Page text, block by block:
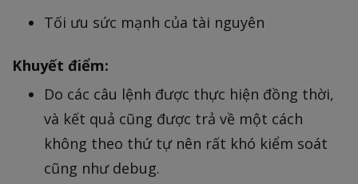
Tối ưu sức mạnh của tài nguyên
Khuyết điểm:
Do các câu lệnh được thực hiện đồng thời,
và kết quả cũng được trả về một cách
không theo thứ tự nên rất khó kiểm soát
cũng như debug.